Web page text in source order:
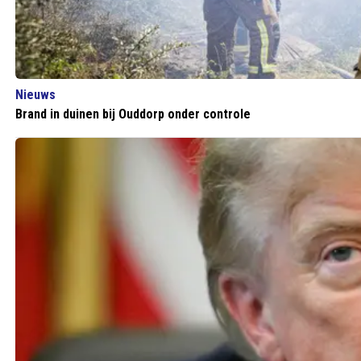
Nieuws
Brand in duinen bij Ouddorp onder controle